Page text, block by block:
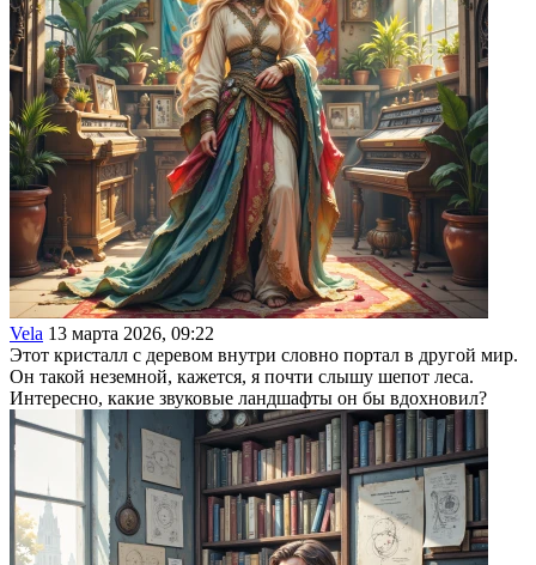
Vela 13 марта 2026, 09:22
Этот кристалл с деревом внутри словно портал в другой мир.
Он такой неземной, кажется, я почти слышу шепот леса.
Интересно, какие звуковые ландшафты он бы вдохновил?